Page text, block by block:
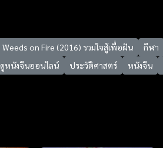
Weeds on Fire (2016) รวมใจสู้เพื่อฝัน กีฬา
ดูหนังจีนออนไลน์ ประวัติศาสตร์ หนังจีน